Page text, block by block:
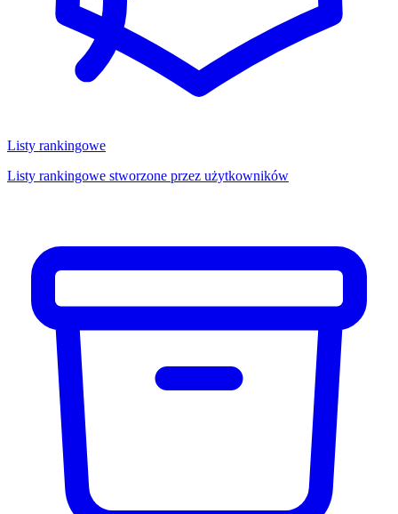
Listy rankingowe
Listy rankingowe stworzone przez użytkowników